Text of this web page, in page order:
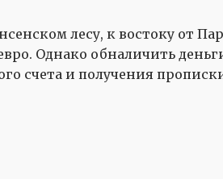
лесу, к востоку от
Однако обналичить
счета и получения